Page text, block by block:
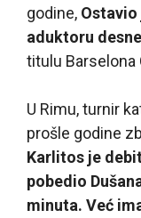
godine, Ostavio
aduktoru
titulu Barselona
U Rimu, turnir
prošle godine
Karlitos je
pobedio
minuta. Već